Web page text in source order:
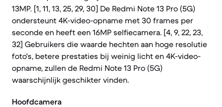
13MP. [1, 11, 13, 25, 29, 30] De Redmi Note 13 Pro (5G)
ondersteunt 4K-video-opname met 30 frames per
seconde en heeft een 16MP selfiecamera. [4, 9, 22, 23,
32] Gebruikers die waarde hechten aan hoge resolutie
foto's, betere prestaties bij weinig licht en 4K-video-
opname, zullen de Redmi Note 13 Pro (5G)
waarschijnlijk geschikter vinden.
Hoofdcamera